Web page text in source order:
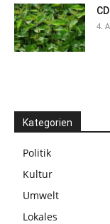
4.
Kategorien
Politik
Kultur
Umwelt
Lokales